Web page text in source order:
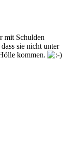
mit Schulden
sie nicht unter
kommen.